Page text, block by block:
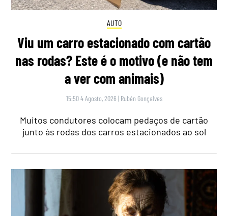
AUTO
Viu um carro estacionado com cartão
nas rodas? Este é o motivo (e não tem
a ver com animais)
15:50 4 Agosto, 2026 | Rubén Gonçalves
Muitos condutores colocam pedaços de cartão
junto às rodas dos carros estacionados ao sol